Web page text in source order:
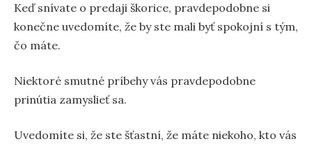
Keď snívate o predaji škorice, pravdepodobne si
konečne uvedomíte, že by ste mali byť spokojní s tým,
čo máte.
Niektoré smutné príbehy vás pravdepodobne
prinútia zamyslieť sa.
Uvedomíte si, že ste šťastní, že máte niekoho, kto vás